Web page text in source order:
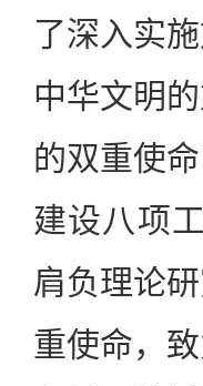
了深入实
中华文明
的双重使
建设八项
肩负理论
重使命，